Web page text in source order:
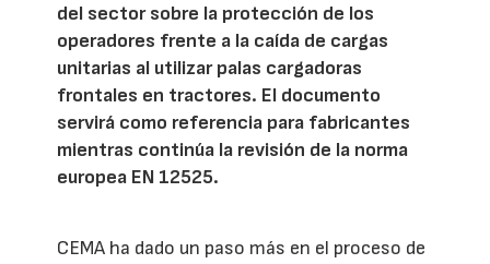
del sector sobre la protección de los
operadores frente a la caída de cargas
unitarias al utilizar palas cargadoras
frontales en tractores. El documento
servirá como referencia para fabricantes
mientras continúa la revisión de la norma
europea EN 12525.
CEMA ha dado un paso más en el proceso de